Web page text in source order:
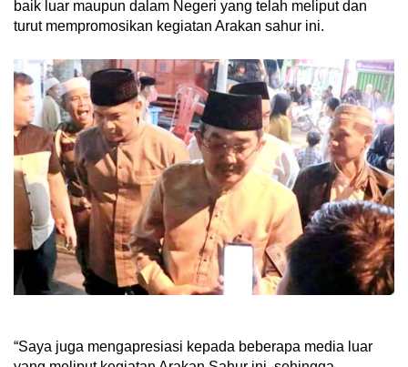
baik luar maupun dalam Negeri yang telah meliput dan
turut mempromosikan kegiatan Arakan sahur ini.
“Saya juga mengapresiasi kepada beberapa media luar